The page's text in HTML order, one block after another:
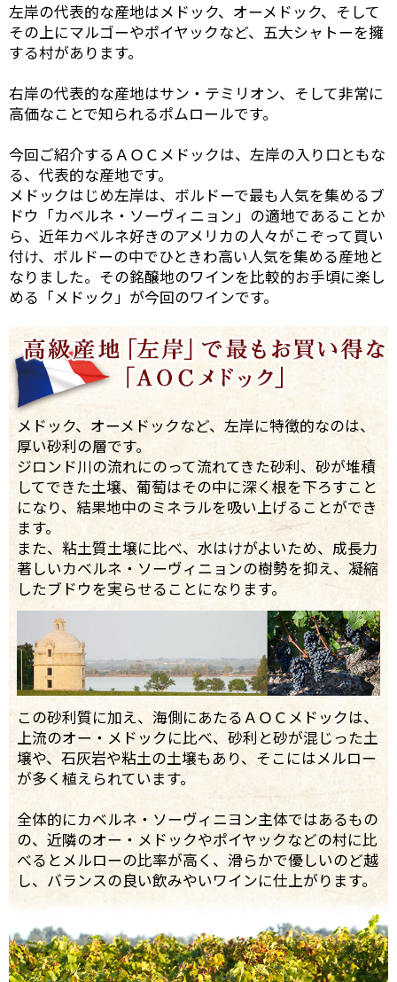
左岸の代表的な産地はメドック、オーメドック、そして
その上にマルゴーやポイヤックなど、五大シャトーを擁
する村があります。
右岸の代表的な産地はサン・テミリオン、そして非常に
高価なことで知られるポムロールです。
今回ご紹介するＡＯＣメドックは、左岸の入り口ともな
る、代表的な産地です。
メドックはじめ左岸は、ボルドーで最も人気を集めるブ
ドウ「カベルネ・ソーヴィニョン」の適地であることか
ら、近年カベルネ好きのアメリカの人々がこぞって買い
付け、ボルドーの中でひときわ高い人気を集める産地と
なりました。その銘醸地のワインを比較的お手頃に楽し
める「メドック」が今回のワインです。
メドック、オーメドックなど、左岸に特徴的なのは、
厚い砂利の層です。
ジロンド川の流れにのって流れてきた砂利、砂が堆積
してできた土壌、葡萄はその中に深く根を下ろすこと
になり、結果地中のミネラルを吸い上げることができ
ます。
また、粘土質土壌に比べ、水はけがよいため、成長力
著しいカベルネ・ソーヴィニョンの樹勢を抑え、凝縮
したブドウを実らせることになります。
この砂利質に加え、海側にあたるＡＯＣメドックは、
上流のオー・メドックに比べ、砂利と砂が混じった土
壌や、石灰岩や粘土の土壌もあり、そこにはメルロー
が多く植えられています。
全体的にカベルネ・ソーヴィニヨン主体ではあるもの
の、近隣のオー・メドックやポイヤックなどの村に比
べるとメルローの比率が高く、滑らかで優しいのど越
し、バランスの良い飲みやいワインに仕上がります。